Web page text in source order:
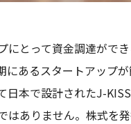
とって資金調達がで
あるスタートアップ
本で設計されたJ-
ありません。株式を